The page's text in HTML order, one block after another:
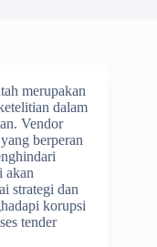
merupakan
dalam
Vendor
berperan
akan
strategi dan
korupsi
tender